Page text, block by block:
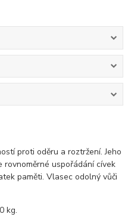
proti oděru a roztržení. Jeho
rovnoměrné uspořádání cívek
paměti. Vlasec odolný vůči
kg.